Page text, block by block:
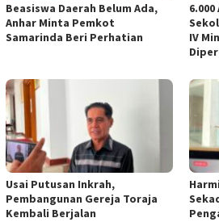
Beasiswa Daerah Belum Ada,
Anhar Minta Pemkot
Samarinda Beri Perhatian
IV
Usai Putusan Inkrah,
Pembangunan Gereja Toraja
Kembali Berjalan